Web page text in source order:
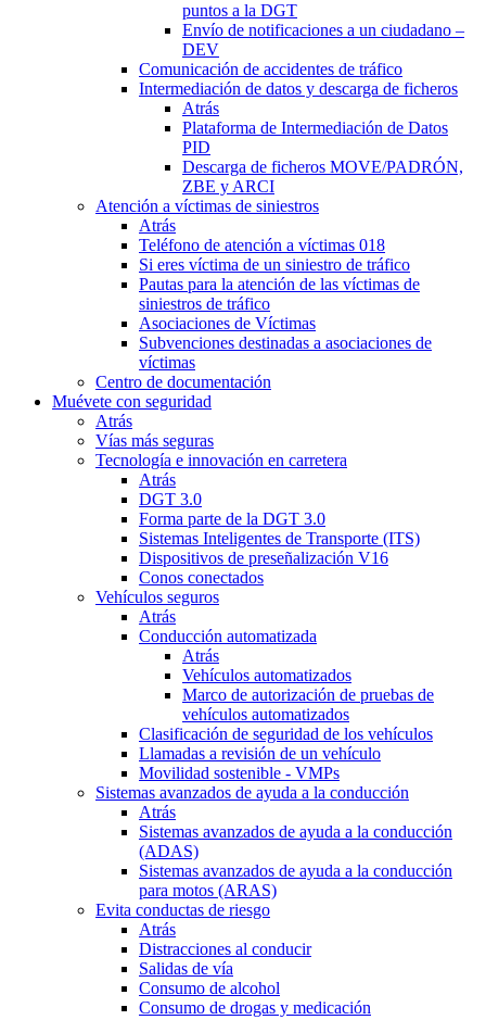
puntos a la DGT
Envío de notificaciones a un ciudadano –
DEV
Comunicación de accidentes de tráfico
Intermediación de datos y descarga de ficheros
Atrás
Plataforma de Intermediación de Datos
PID
Descarga de ficheros MOVE/PADRÓN,
ZBE y ARCI
Atención a víctimas de siniestros
Atrás
Teléfono de atención a víctimas 018
Si eres víctima de un siniestro de tráfico
Pautas para la atención de las víctimas de
siniestros de tráfico
Asociaciones de Víctimas
Subvenciones destinadas a asociaciones de
víctimas
Centro de documentación
Muévete con seguridad
Atrás
Vías más seguras
Tecnología e innovación en carretera
Atrás
DGT 3.0
Forma parte de la DGT 3.0
Sistemas Inteligentes de Transporte (ITS)
Dispositivos de preseñalización V16
Conos conectados
Vehículos seguros
Atrás
Conducción automatizada
Atrás
Vehículos automatizados
Marco de autorización de pruebas de
vehículos automatizados
Clasificación de seguridad de los vehículos
Llamadas a revisión de un vehículo
Movilidad sostenible - VMPs
Sistemas avanzados de ayuda a la conducción
Atrás
Sistemas avanzados de ayuda a la conducción
(ADAS)
Sistemas avanzados de ayuda a la conducción
para motos (ARAS)
Evita conductas de riesgo
Atrás
Distracciones al conducir
Salidas de vía
Consumo de alcohol
Consumo de drogas y medicación